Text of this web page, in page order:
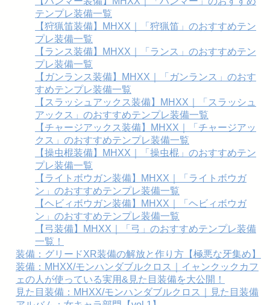
テンプレ装備一覧
【狩猟笛装備】MHXX｜「狩猟笛」のおすすめテン
プレ装備一覧
【ランス装備】MHXX｜「ランス」のおすすめテン
プレ装備一覧
【ガンランス装備】MHXX｜「ガンランス」のおす
すめテンプレ装備一覧
【スラッシュアックス装備】MHXX｜「スラッシュ
アックス」のおすすめテンプレ装備一覧
【チャージアックス装備】MHXX｜「チャージアッ
クス」のおすすめテンプレ装備一覧
【操虫棍装備】MHXX｜「操虫棍」のおすすめテン
プレ装備一覧
【ライトボウガン装備】MHXX｜「ライトボウガ
ン」のおすすめテンプレ装備一覧
【ヘビィボウガン装備】MHXX｜「ヘビィボウガ
ン」のおすすめテンプレ装備一覧
【弓装備】MHXX｜「弓」のおすすめテンプレ装備
一覧！
装備：グリードXR装備の解放と作り方【極悪な牙集め】
装備：MHXX/モンハンダブルクロス｜イャンクックカフ
ェの人が使っている実用&見た目装備を大公開！
見た目装備：MHXX/モンハンダブルクロス｜見た目装備